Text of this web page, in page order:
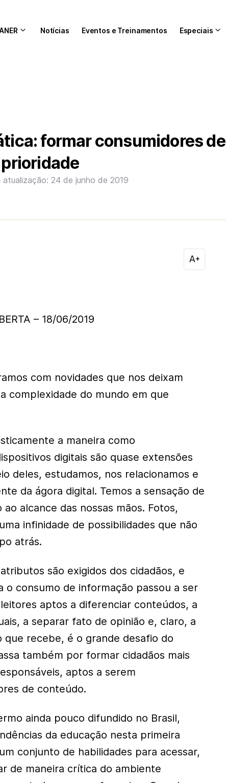
Notícias Eventos e Treinamentos Especiais
formar consumidores de
atualização: 24 de junho de 2019
– 18/06/2019
com novidades que nos deixam
complexidade do mundo em que
a maneira como
digitais são quase extensões
deles, estudamos, nos relacionamos e
da ágora digital. Temos a sensação de
alcance das nossas mãos. Fotos,
infinidade de possibilidades que não
atrás.
são exigidos dos cidadãos, e
o consumo de informação passou a ser
aptos a diferenciar conteúdos, a
a separar fato de opinião e, claro, a
que recebe, é o grande desafio do
também por formar cidadãos mais
aptos a serem
de conteúdo.
ainda pouco difundido no Brasil,
da educação nesta primeira
conjunto de habilidades para acessar,
de maneira crítica do ambiente